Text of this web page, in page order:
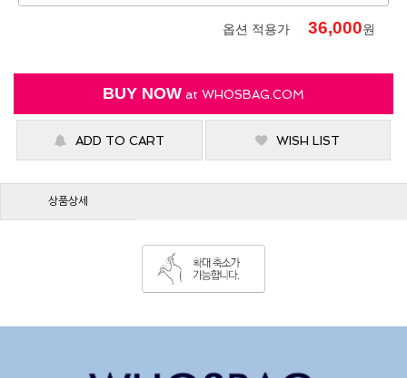
옵션 적용가 36,000원
BUY NOW at WHOSBAG.COM
ADD TO CART WISH LIST
상품상세